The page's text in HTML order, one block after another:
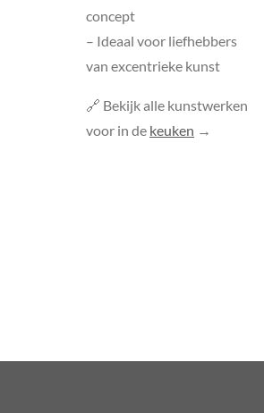
concept
– Ideaal voor liefhebbers
van excentrieke kunst
🔗 Bekijk alle kunstwerken
voor in de keuken →